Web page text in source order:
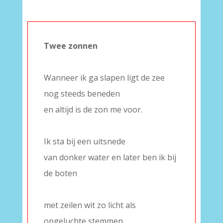
Twee zonnen
Wanneer ik ga slapen ligt de zee
nog steeds beneden
en altijd is de zon me voor.
Ik sta bij een uitsnede
van donker water en later ben ik bij
de boten
met zeilen wit zo licht als